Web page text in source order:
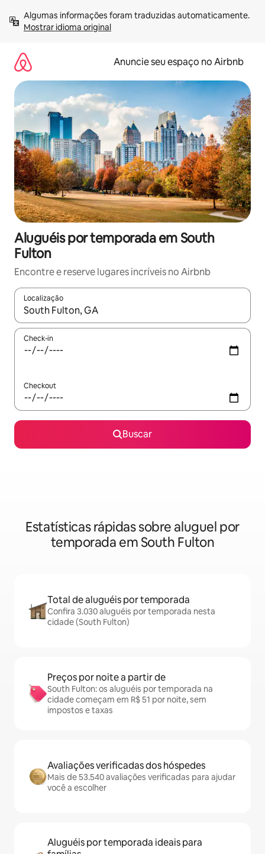
para
Mostrar idioma original
Anuncie seu espaço no Airbnb
Aluguéis por temporada em South
Fulton
Encontre e reserve lugares incríveis no Airbnb
Localização
Quando os resultados estiverem disponíveis, explore-os
Check-in
Checkout
Buscar
Estatísticas rápidas sobre aluguel por
temporada em South Fulton
Total de aluguéis por temporada
Confira 3.030 aluguéis por temporada nesta
cidade (South Fulton)
Preços por noite a partir de
South Fulton: os aluguéis por temporada na
cidade começam em R$ 51 por noite, sem
impostos e taxas
Avaliações verificadas dos hóspedes
Mais de 53.540 avaliações verificadas para ajudar
você a escolher
Aluguéis por temporada ideais para